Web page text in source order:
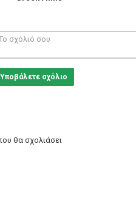
Υποβάλετε σχόλιο
θα σχολιάσει